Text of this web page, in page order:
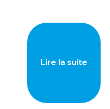
Lire la suite